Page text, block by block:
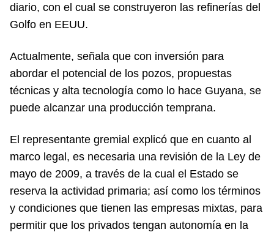
diario, con el cual se construyeron las refinerías del
Golfo en EEUU.
Actualmente, señala que con inversión para
abordar el potencial de los pozos, propuestas
técnicas y alta tecnología como lo hace Guyana, se
puede alcanzar una producción temprana.
El representante gremial explicó que en cuanto al
marco legal, es necesaria una revisión de la Ley de
mayo de 2009, a través de la cual el Estado se
reserva la actividad primaria; así como los términos
y condiciones que tienen las empresas mixtas, para
permitir que los privados tengan autonomía en la